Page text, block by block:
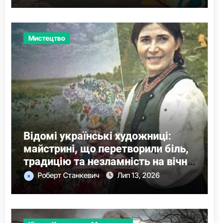
Мистецтво
Відомі українські художниці:
майстрині, що перетворили біль,
традицію та незламність на вічні
образи
Роберт Станкевич Лип 13, 2026